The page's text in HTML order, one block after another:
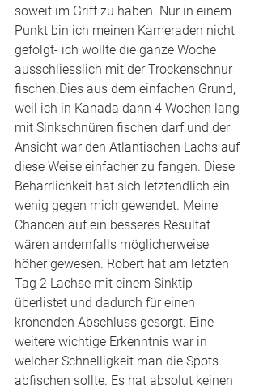
soweit im Griff zu haben. Nur in einem
Punkt bin ich meinen Kameraden nicht
gefolgt- ich wollte die ganze Woche
ausschliesslich mit der Trockenschnur
fischen.Dies aus dem einfachen Grund,
weil ich in Kanada dann 4 Wochen lang
mit Sinkschnüren fischen darf und der
Ansicht war den Atlantischen Lachs auf
diese Weise einfacher zu fangen. Diese
Beharrlichkeit hat sich letztendlich ein
wenig gegen mich gewendet. Meine
Chancen auf ein besseres Resultat
wären andernfalls möglicherweise
höher gewesen. Robert hat am letzten
Tag 2 Lachse mit einem Sinktip
überlistet und dadurch für einen
krönenden Abschluss gesorgt. Eine
weitere wichtige Erkenntnis war in
welcher Schnelligkeit man die Spots
abfischen sollte. Es hat absolut keinen